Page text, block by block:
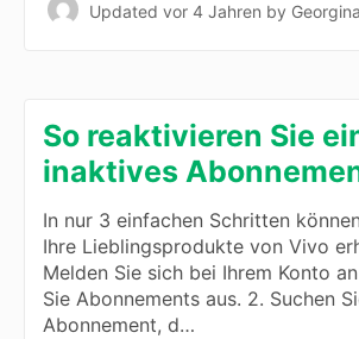
Updated vor 4 Jahren by
So reaktivieren Sie
inaktives
In nur 3 einfachen Schritten
Ihre Lieblingsprodukte von Vivo
Melden Sie sich bei Ihrem Konto
Sie Abonnements aus. 2. Suchen
Abonnement, d…